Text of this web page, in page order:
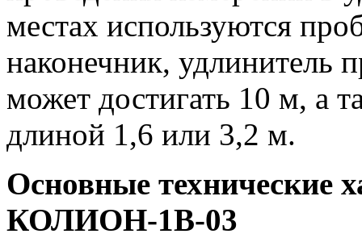
местах используются
наконечник, удлинитель
может достигать 10 м, а
длиной 1,6 или 3,2 м.
Основные технические
КОЛИОН-1В-03